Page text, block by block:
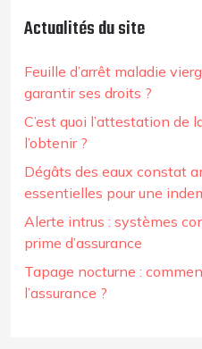
Actualités du site
Feuille d’arrêt maladie
garantir ses droits ?
C’est quoi l’attestation
l’obtenir ?
Dégâts des eaux constat
essentielles pour une
Alerte intrus : systèmes
prime d’assurance
Tapage nocturne :
l’assurance ?